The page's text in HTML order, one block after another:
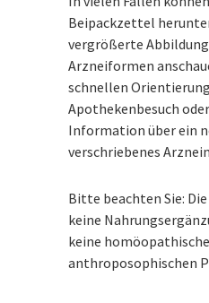
Beipackzettel
vergrößerte
Arzneiformen
schnellen
Apothekenbesuch
Information über ein
verschriebenes
Bitte beachten Sie:
keine
keine
anthroposophischen